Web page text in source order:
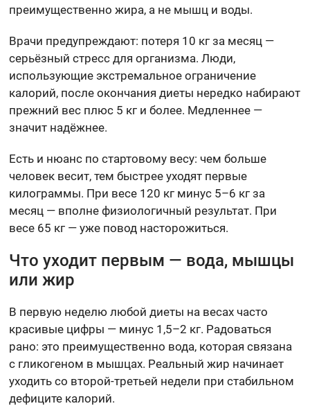
преимущественно жира, а не мышц и воды.
Врачи предупреждают: потеря 10 кг за месяц —
серьёзный стресс для организма. Люди,
использующие экстремальное ограничение
калорий, после окончания диеты нередко набирают
прежний вес плюс 5 кг и более. Медленнее —
значит надёжнее.
Есть и нюанс по стартовому весу: чем больше
человек весит, тем быстрее уходят первые
килограммы. При весе 120 кг минус 5–6 кг за
месяц — вполне физиологичный результат. При
весе 65 кг — уже повод насторожиться.
Что уходит первым — вода, мышцы
или жир
В первую неделю любой диеты на весах часто
красивые цифры — минус 1,5–2 кг. Радоваться
рано: это преимущественно вода, которая связана
с гликогеном в мышцах. Реальный жир начинает
уходить со второй-третьей недели при стабильном
дефиците калорий.